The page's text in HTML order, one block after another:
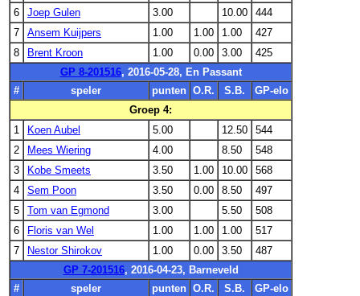
6 Joep Gulen 3.00 10.00
444
7
Ansem Kuijpers 1.00 1.00 1.00
427
8
Brent Kroon 1.00 0.00 3.00
425
GP 8-201516, 2016-05-28, En Passant
#
speler punten O.R. S.B.
GP-elo
Groep 4:
1
Koen Aubel 5.00 12.50
544
2
Mees Wiering 4.00 8.50
548
3
Kobe Smeets 3.50 1.00 10.00
568
4
Sem Poon 3.50 0.00 8.50
497
5
Tom van Egmond 3.00 5.50
508
6
Floris van Wel 1.00 1.00 1.00
517
7
Nestor Shirokov 1.00 0.00 3.50
487
GP 7-201516, 2016-04-23, Barneveld
#
speler punten O.R. S.B.
GP-elo